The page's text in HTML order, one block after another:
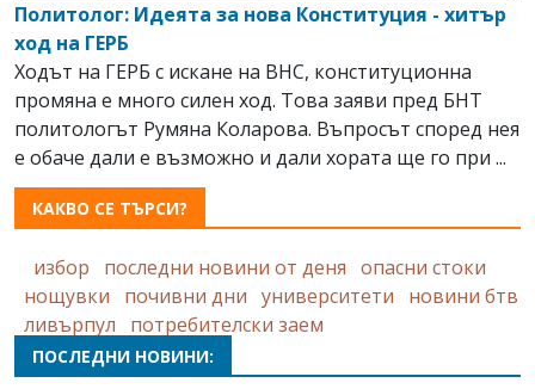
Политолог: Идеята за нова Конституция - хитър
ход на ГЕРБ
Ходът на ГЕРБ с искане на ВНС, конституционна
промяна е много силен ход. Това заяви пред БНТ
политологът Румяна Коларова. Въпросът според нея
е обаче дали е възможно и дали хората ще го при ...
КАКВО СЕ ТЪРСИ?
избор последни новини от деня опасни стоки
нощувки
почивни дни университети
новини бтв
ливърпул
потребителски заем
ПОСЛЕДНИ НОВИНИ: